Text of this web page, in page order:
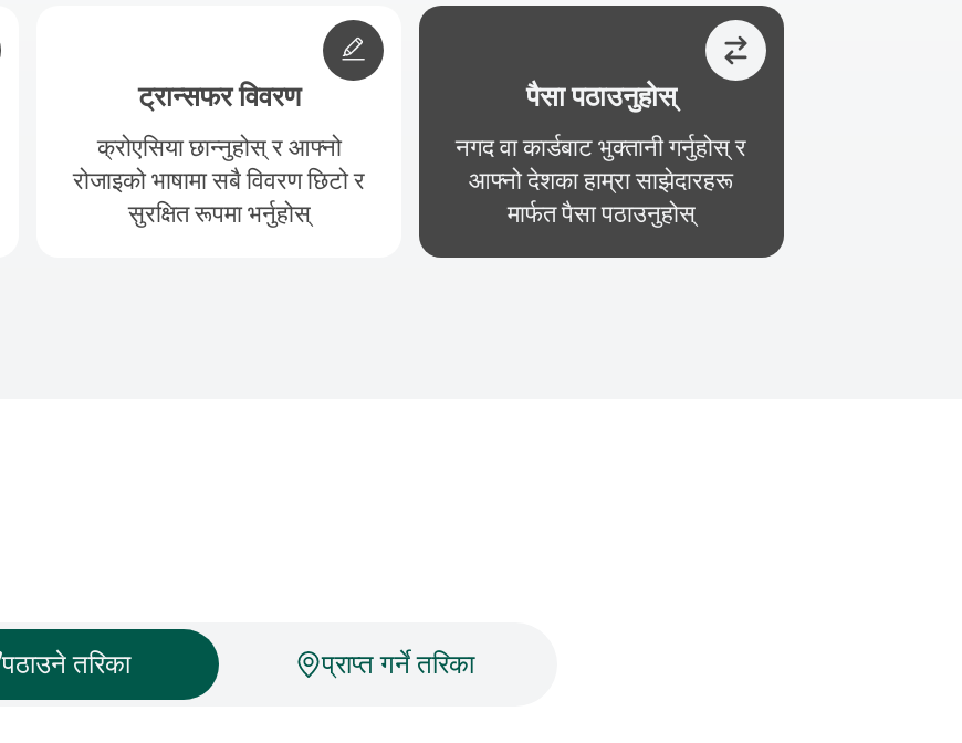
ट्रान्सफर विवरण
क्रोएसिया छान्नुहोस् र आफ्नो
रोजाइको भाषामा सबै विवरण छिटो र
सुरक्षित रूपमा भर्नुहोस्
पैसा पठाउनुहोस्
नगद वा कार्डबाट भुक्तानी गर्नुहोस् र
आफ्नो देशका हाम्रा साझेदारहरू
मार्फत पैसा पठाउनुहोस्
पठाउने तरिका प्राप्त गर्ने तरिका